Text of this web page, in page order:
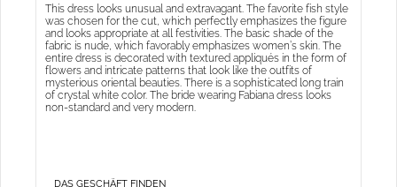
This dress looks unusual and extravagant. The favorite fish style
was chosen for the cut, which perfectly emphasizes the figure
and looks appropriate at all festivities. The basic shade of the
fabric is nude, which favorably emphasizes women’s skin. The
entire dress is decorated with textured appliqués in the form of
flowers and intricate patterns that look like the outfits of
mysterious oriental beauties. There is a sophisticated long train
of crystal white color. The bride wearing Fabiana dress looks
non-standard and very modern.
DAS GESCHÄFT FINDEN